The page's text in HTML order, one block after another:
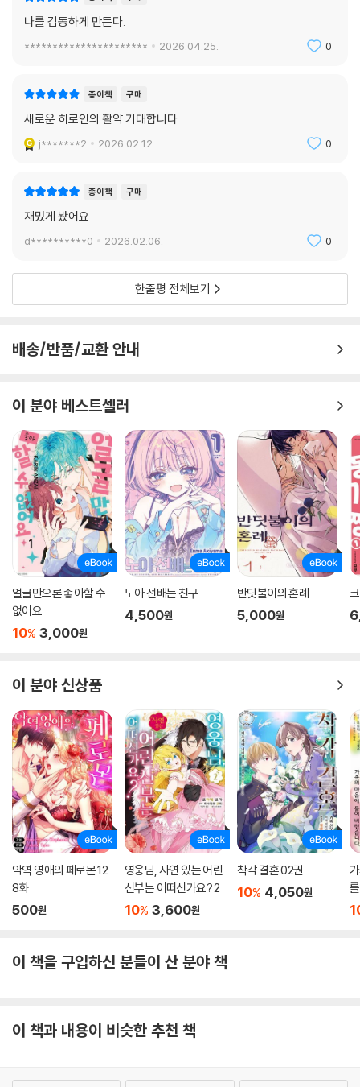
나를 감동하게 만든다.
********************** 2026.04.25. 0
종이책 구매
새로운 히로인의 활약 기대합니다
j*******2 2026.02.12. 0
종이책 구매
재밌게 봤어요
d**********0 2026.02.06. 0
한줄평 전체보기
배송/반품/교환 안내
이 분야 베스트셀러
얼굴만으론 좋아할 수
없어요
10% 3,000원
노아 선배는 친구
4,500원
반딧불이의 혼례
5,000원
이 분야 신상품
악역 영애의 페로몬 12
8화
500원
영웅님, 사연 있는 어린
신부는 어떠신가요? 2
10% 3,600원
착각 결혼 02권
10% 4,050원
이 책을 구입하신 분들이 산 분야 책
이 책과 내용이 비슷한 추천 책